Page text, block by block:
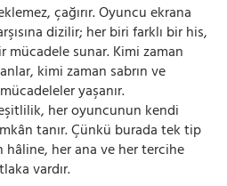
çağırır. Oyuncu ekrana
dizilir; her biri farklı bir his,
mücadele sunar. Kimi zaman
kimi zaman sabrın ve
yaşanır.
her oyuncunun kendi
tanır. Çünkü burada tek tip
her ana ve her tercihe
vardır.